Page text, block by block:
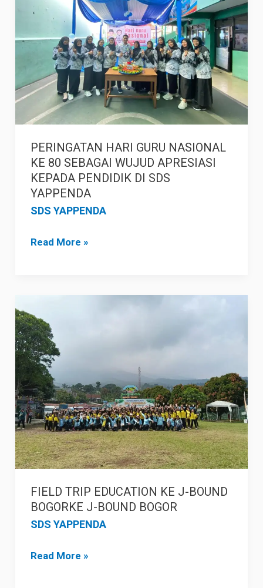
PERINGATAN HARI GURU NASIONAL
KE 80 SEBAGAI WUJUD APRESIASI
KEPADA PENDIDIK DI SDS
YAPPENDA
SDS YAPPENDA
NASIONAL
SEBAGAI
WUJUD
APRESIASI
KEPADA
PENDIDIK
DI
SDS
YAPPENDA
Read More »
FIELD TRIP EDUCATION KE J-BOUND
BOGORKE J-BOUND BOGOR
SDS YAPPENDA
TRIP
EDUCATION
KE
J-
BOUND
BOGORKE
J-
BOUND
BOGOR
Read More »